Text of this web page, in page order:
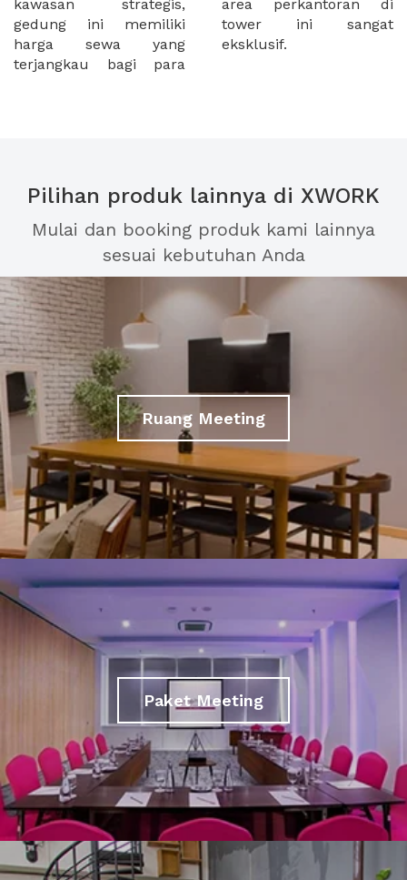
kawasan strategis,
gedung ini memiliki
harga sewa yang
terjangkau bagi para
area perkantoran di
tower ini sangat
eksklusif.
Pilihan produk lainnya di XWORK
Mulai dan booking produk kami lainnya
sesuai kebutuhan Anda
Ruang Meeting
Paket Meeting